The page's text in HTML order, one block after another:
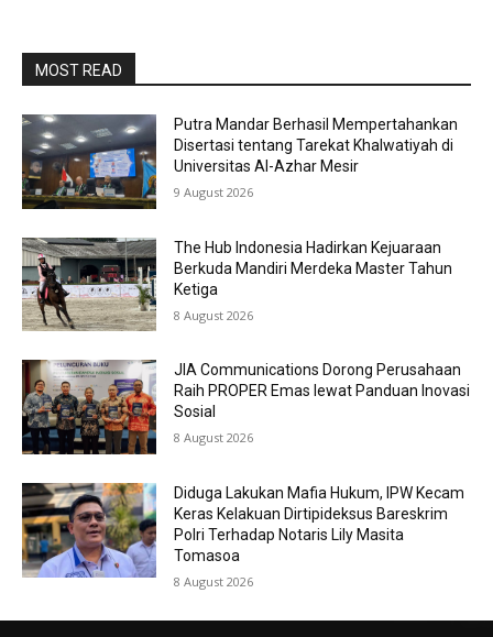
MOST READ
Putra Mandar Berhasil Mempertahankan
Disertasi tentang Tarekat Khalwatiyah di
Universitas Al-Azhar Mesir
9 August 2026
The Hub Indonesia Hadirkan Kejuaraan
Berkuda Mandiri Merdeka Master Tahun
Ketiga
8 August 2026
JIA Communications Dorong Perusahaan
Raih PROPER Emas lewat Panduan Inovasi
Sosial
8 August 2026
Diduga Lakukan Mafia Hukum, IPW Kecam
Keras Kelakuan Dirtipideksus Bareskrim
Polri Terhadap Notaris Lily Masita
Tomasoa
8 August 2026